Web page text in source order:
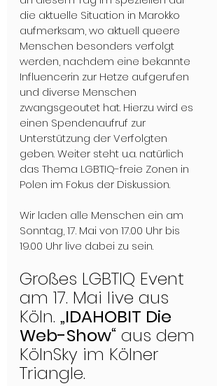
die aktuelle Situation in Marokko
aufmerksam, wo aktuell queere
Menschen besonders verfolgt
werden, nachdem eine bekannte
Influencerin zur Hetze aufgerufen
und diverse Menschen
zwangsgeoutet hat. Hierzu wird es
einen Spendenaufruf zur
Unterstützung der Verfolgten
geben. Weiter steht u.a. natürlich
das Thema LGBTIQ-freie Zonen in
Polen im Fokus der Diskussion.
Wir laden alle Menschen ein am
Sonntag, 17. Mai von 17.00 Uhr bis
19.00 Uhr live dabei zu sein.
Großes LGBTIQ Event
am 17. Mai live aus
Köln. „IDAHOBIT Die
Web-Show“ aus dem
KölnSky im Kölner
Triangle.